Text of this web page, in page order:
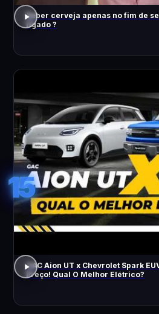
Beber cerveja apenas no fim de
fígado ?
15
GAC Aion UT x Chevrolet Spark
Preço! Qual O Melhor Elétrico?